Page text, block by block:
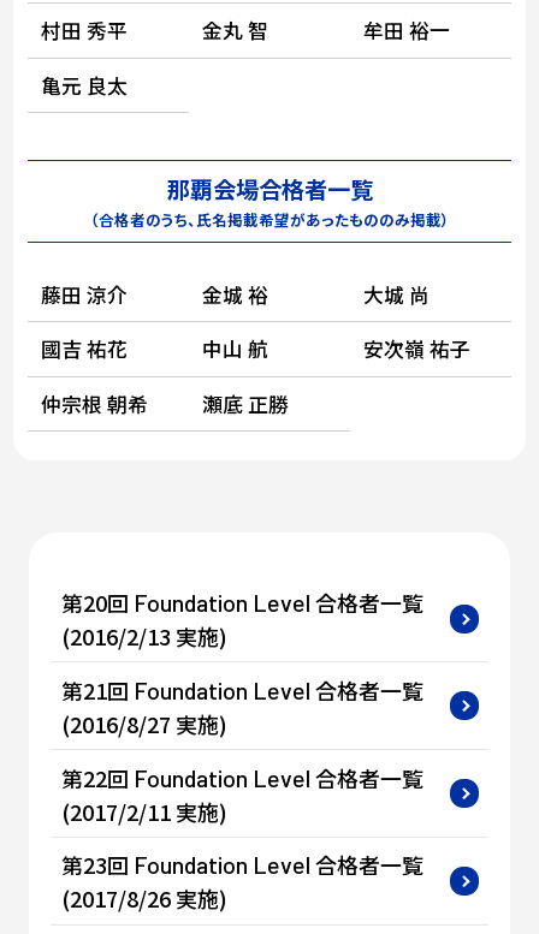
村田 秀平
金丸 智
牟田 裕一
亀元 良太
那覇会場合格者一覧
（合格者のうち、氏名掲載希望があったもののみ掲載）
藤田 涼介 金城 裕
大城 尚
國吉 祐花
中山 航
安次嶺 祐子
仲宗根 朝希
瀬底 正勝
第20回 Foundation Level 合格者一覧
(2016/2/13 実施)
第21回 Foundation Level 合格者一覧
(2016/8/27 実施)
第22回 Foundation Level 合格者一覧
(2017/2/11 実施)
第23回 Foundation Level 合格者一覧
(2017/8/26 実施)